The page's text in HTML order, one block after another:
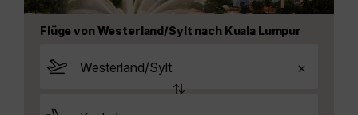
Flüge von Westerland/Sylt nach Kuala Lumpur